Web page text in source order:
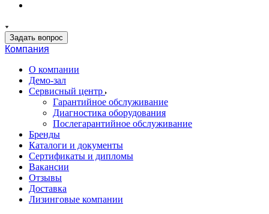
Задать вопрос
Компания
О компании
Демо-зал
Сервисный центр
Гарантийное обслуживание
Диагностика оборудования
Послегарантийное обслуживание
Бренды
Каталоги и документы
Сертификаты и дипломы
Вакансии
Отзывы
Доставка
Лизинговые компании